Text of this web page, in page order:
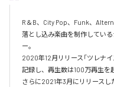
R＆B、City Pop、Funk、
落とし込み楽曲を制作してい
ー。
2020年12月リリース「ツレナ
記録し、再生数は100万再生を
さらに2021年3月にリリースし